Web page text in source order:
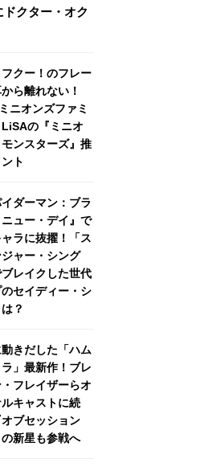
クター・オク
フクー！のフレー
ら離れない！
ニオンズファミ
LiSAの『ミニオ
ンスターズ』推
ト
イダーマン：ブラ
ュー・デイ』で
ラに抜擢！「ス
ジャー・シング
ブレイクした世代
のセイディー・シ
？
きだした「ハム
」最新作！ブレ
フレイザーらオ
ルキャストに続
オブセッション
新星も参戦へ